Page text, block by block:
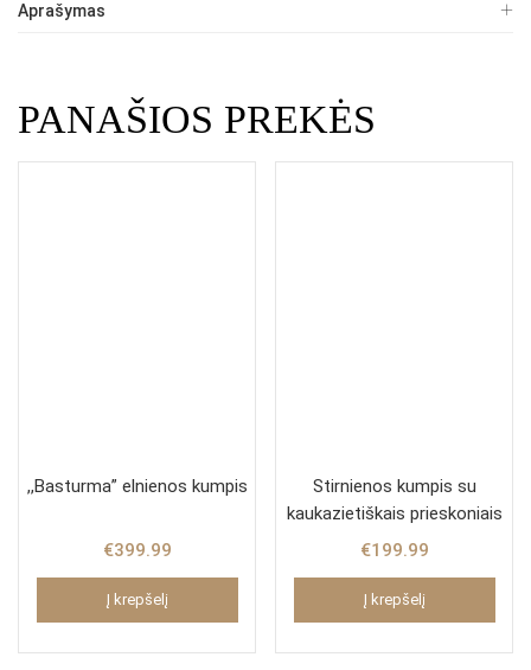
Aprašymas
PANAŠIOS PREKĖS
,,Basturma” elnienos kumpis
€399.99
Į krepšelį
Stirnienos kumpis su
kaukazietiškais prieskoniais
€199.99
Į krepšelį